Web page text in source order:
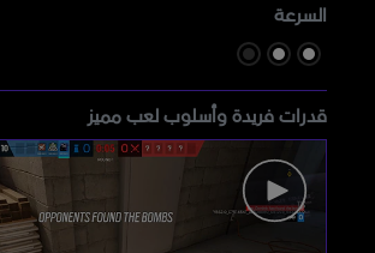
السرعة
قدرات فريدة وأسلوب لعب مميز